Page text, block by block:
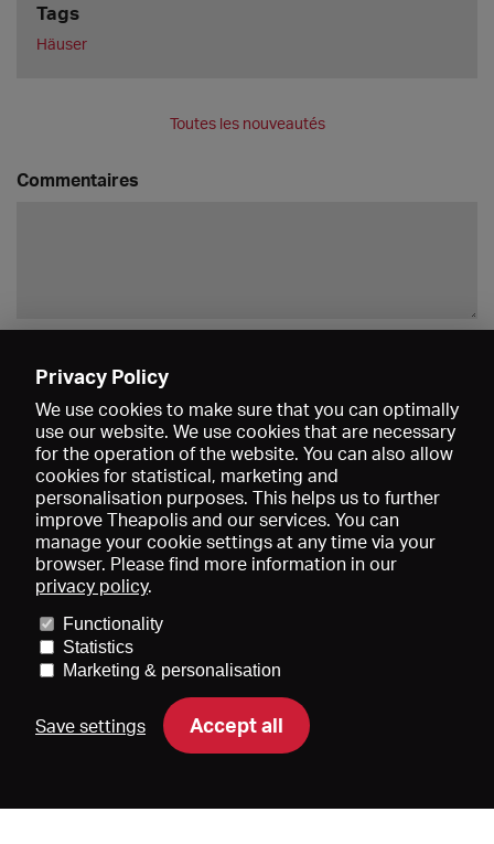
Tags
Häuser
Toutes les nouveautés
Commentaires
Données médiatiques
Conditions générales de vente
Contact
Aide Newsletter
Privacy Policy
We use cookies to make sure that you can optimally
use our website. We use cookies that are necessary
for the operation of the website. You can also allow
cookies for statistical, marketing and
personalisation purposes. This helps us to further
improve Theapolis and our services. You can
manage your cookie settings at any time via your
browser. Please find more information in our
privacy policy.
Functionality
Statistics
Marketing & personalisation
Save settings Accept all